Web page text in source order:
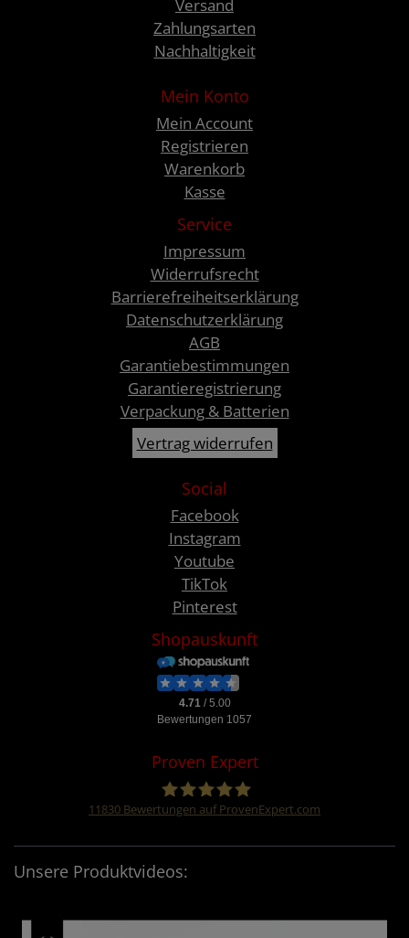
Versand
Zahlungsarten
Nachhaltigkeit
Mein Konto
Mein Account
Registrieren
Warenkorb
Kasse
Service
Impressum
Widerrufsrecht
Barrierefreiheitserklärung
Datenschutzerklärung
AGB
Garantiebestimmungen
Garantieregistrierung
Verpackung & Batterien
Vertrag widerrufen
Social
Facebook
Instagram
Youtube
TikTok
Pinterest
Shopauskunft
Proven Expert
Four &More GmbH
11830 Bewertungen auf ProvenExpert.com
Unsere Produktvideos: